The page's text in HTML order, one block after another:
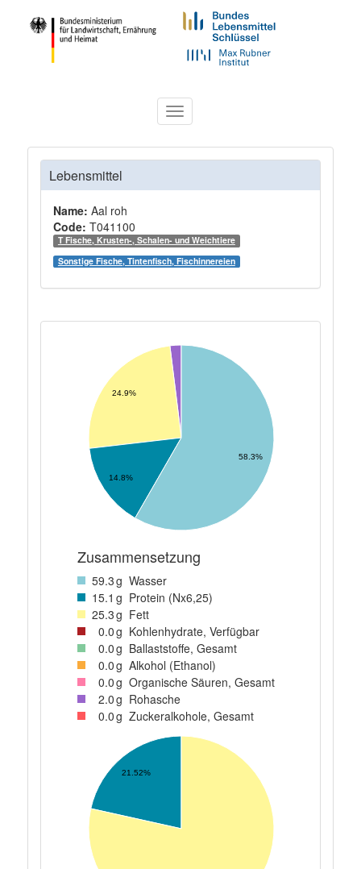
Toggle
navigation
Lebensmittel
Name: Aal roh
Code: T041100
T Fische, Krusten-, Schalen- und Weichtiere
Sonstige Fische, Tintenfisch, Fischinnereien
24.9%
14.8%
58.3%
Zusammensetzung
59.3g Wasser
15.1 g Protein (Nx6,25)
25.3g Fett
0.0g Kohlenhydrate, Verfügbar
0.0g Ballaststoffe, Gesamt
0.0g Alkohol (Ethanol)
0.0g Organische Säuren, Gesamt
2.0g Rohasche
0.0g Zuckeralkohole, Gesamt
21.52%